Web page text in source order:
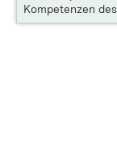
Kompetenzen